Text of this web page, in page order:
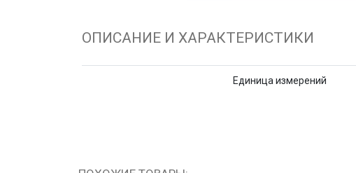
ОПИСАНИЕ И ХАРАКТЕРИСТИКИ
Единица измерений